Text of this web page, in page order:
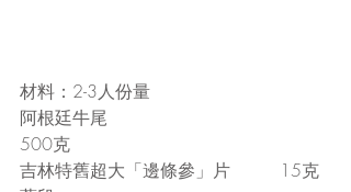
材料：2-3人份量
阿根廷牛尾
500克
吉林特舊超大「邊條參」片         15克